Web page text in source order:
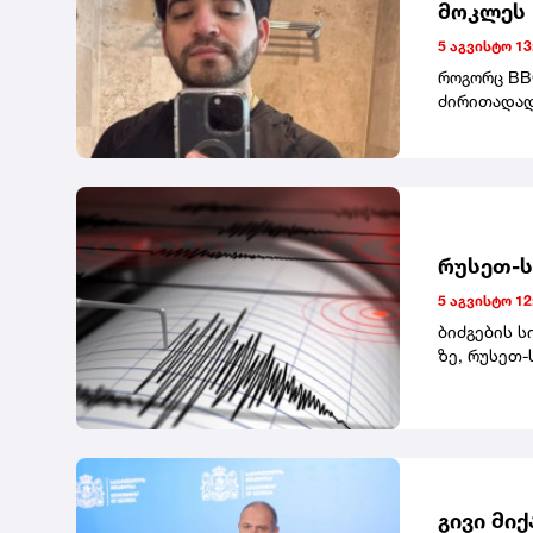
ბოკუჩავამ
მოკლეს
5 აგვისტო
როგორც
რუსეთ-
5 აგვისტო
ბიძგების
ზე, რუსეთ-
გივი